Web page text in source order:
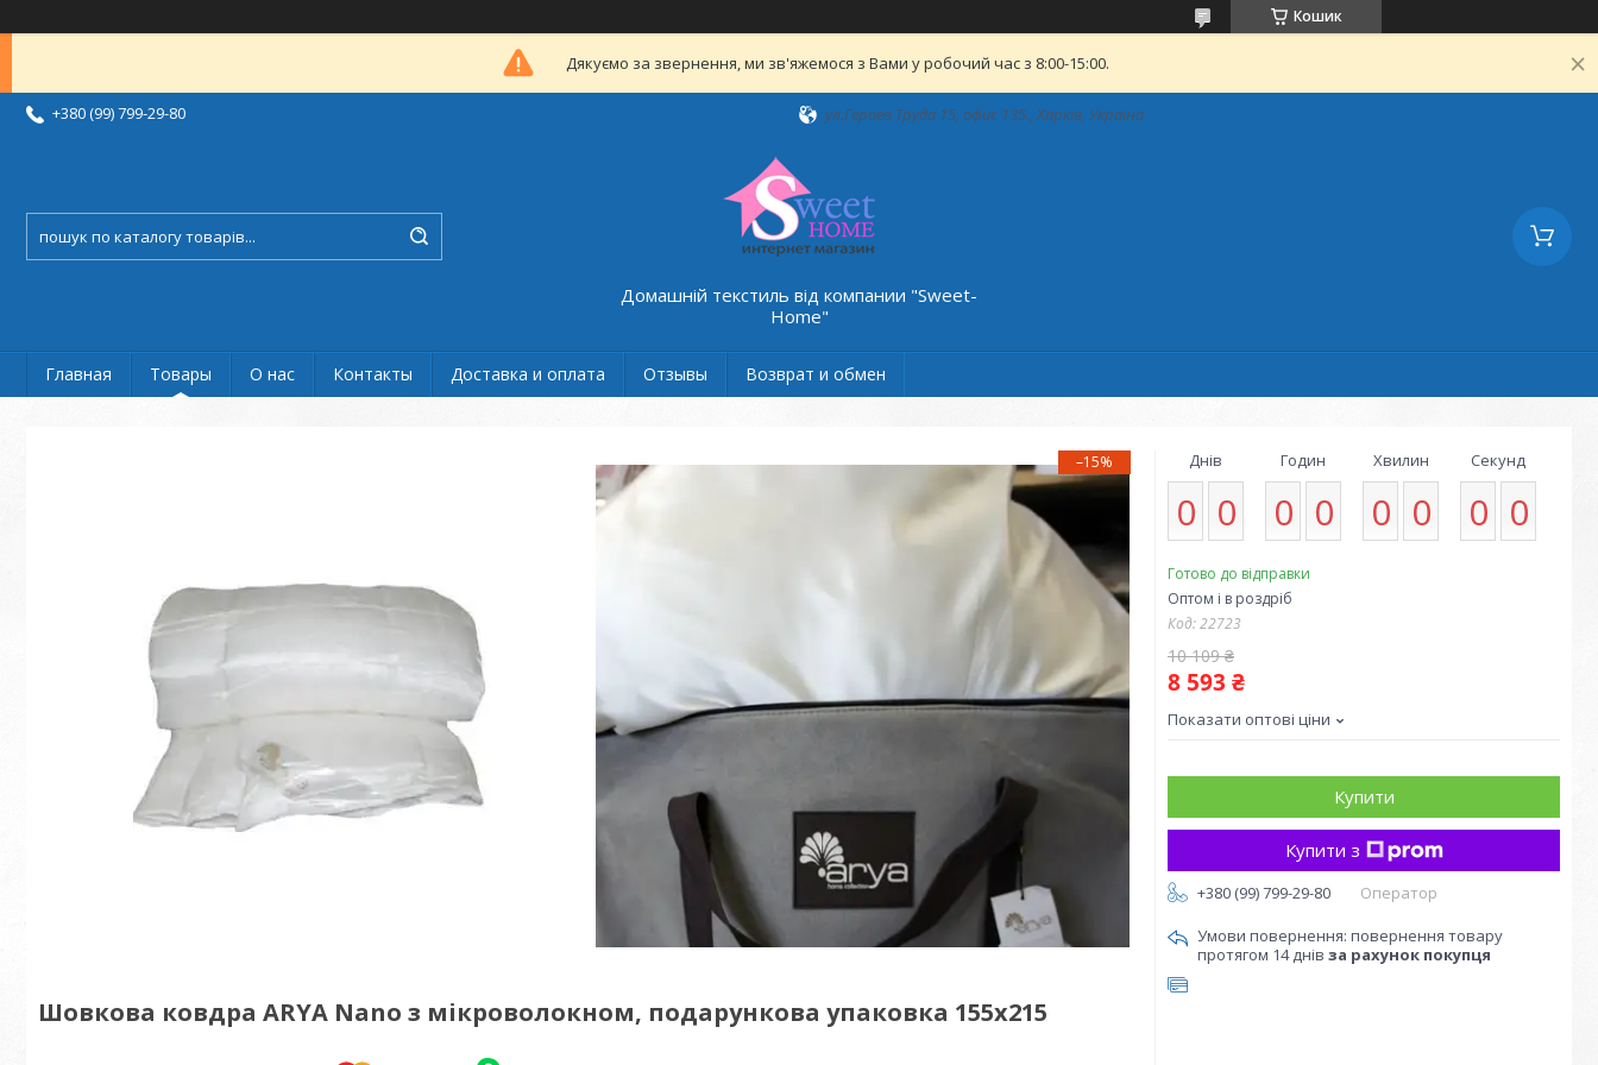
Кошик
Дякуємо за звернення, ми зв'яжемося з Вами у робочий час з 8:00-15:00.
+380 (99) 799-29-80 ул.Героев Труда 15, офис 135., Харків, Україна
Домашній текстиль від компании "Sweet-
Home"
Главная Товары О нас Контакты Доставка и оплата Отзывы Возврат и обмен
–15%
Шовкова ковдра ARYA Nano з мікроволокном, подарункова упаковка 155x215
Днів
0 0
Годин
0 0
Хвилин
0 0
Секунд
0 0
Готово до відправки
Оптом і в роздріб
Код:22723
10 109 ₴
8 593 ₴
Показати оптові ціни
Купити
Купити з
+380 (99) 799-29-80
Оператор
повернення товару
протягом 14 днів за рахунок покупця